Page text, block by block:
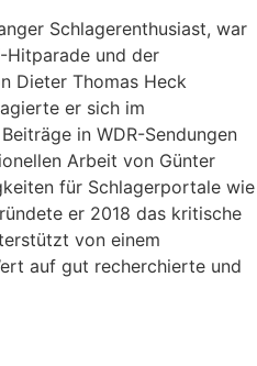
Schlagerenthusiast, war
Hitparade und der
Dieter Thomas Heck
er sich im
in WDR-Sendungen
Arbeit von Günter
für Schlagerportale wie
er 2018 das kritische
von einem
auf gut recherchierte und